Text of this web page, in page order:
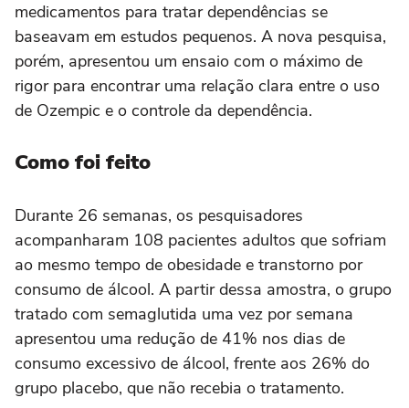
medicamentos para tratar dependências se
baseavam em estudos pequenos. A nova pesquisa,
porém, apresentou um ensaio com o máximo de
rigor para encontrar uma relação clara entre o uso
de Ozempic e o controle da dependência.
Como foi feito
Durante 26 semanas, os pesquisadores
acompanharam 108 pacientes adultos que sofriam
ao mesmo tempo de obesidade e transtorno por
consumo de álcool. A partir dessa amostra, o grupo
tratado com semaglutida uma vez por semana
apresentou uma redução de 41% nos dias de
consumo excessivo de álcool, frente aos 26% do
grupo placebo, que não recebia o tratamento.